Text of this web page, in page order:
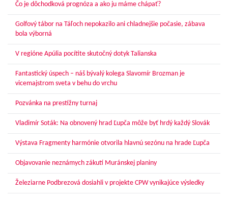
Čo je dôchodková prognóza a ako ju máme chápať?
Golfový tábor na Táľoch nepokazilo ani chladnejšie počasie, zábava
bola výborná
V regióne Apúlia pocítite skutočný dotyk Talianska
Fantastický úspech – náš bývalý kolega Slavomír Brozman je
vicemajstrom sveta v behu do vrchu
Pozvánka na prestížny turnaj
Vladimír Soták: Na obnovený hrad Ľupča môže byť hrdý každý Slovák
Výstava Fragmenty harmónie otvorila hlavnú sezónu na hrade Ľupča
Objavovanie neznámych zákutí Muránskej planiny
Železiarne Podbrezová dosiahli v projekte CPW vynikajúce výsledky